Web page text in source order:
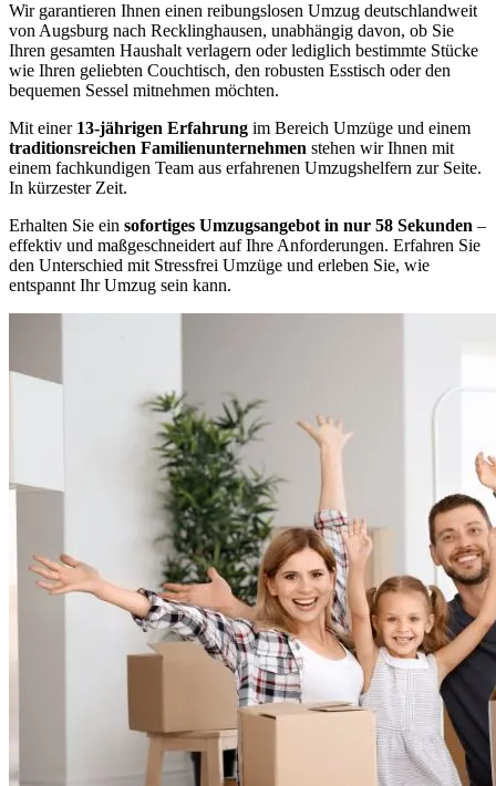
Wir garantieren Ihnen einen reibungslosen Umzug deutschlandweit
von Augsburg nach Recklinghausen, unabhängig davon, ob Sie
Ihren gesamten Haushalt verlagern oder lediglich bestimmte Stücke
wie Ihren geliebten Couchtisch, den robusten Esstisch oder den
bequemen Sessel mitnehmen möchten.
Mit einer 13-jährigen Erfahrung im Bereich Umzüge und einem
traditionsreichen Familienunternehmen stehen wir Ihnen mit
einem fachkundigen Team aus erfahrenen Umzugshelfern zur Seite.
In kürzester Zeit.
Erhalten Sie ein sofortiges Umzugsangebot in nur 58 Sekunden –
effektiv und maßgeschneidert auf Ihre Anforderungen. Erfahren Sie
den Unterschied mit Stressfrei Umzüge und erleben Sie, wie
entspannt Ihr Umzug sein kann.